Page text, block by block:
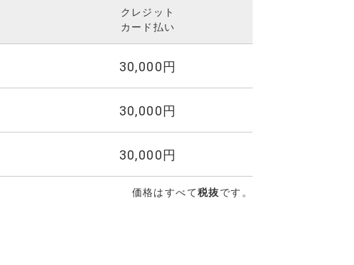
クレジット
カード払い
30,000円
30,000円
30,000円
価格はすべて税抜です。